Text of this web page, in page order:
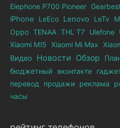
Elephone Р700 Pioneer
iPhone
LeEco Lenovo LeTv
Oppo TENAA THL T7 Ulefone
Xiaomi MI5 Xiaomi Mi Max
Видео Новости Обзор
бюджетный
вконтакте
перевод
продажи реклама
часы